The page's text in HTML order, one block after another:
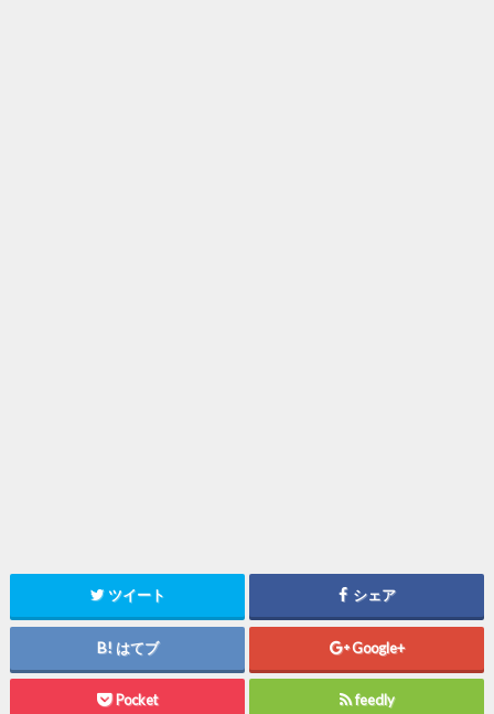
ツイート シェア
はてブ Google+
Pocket feedly